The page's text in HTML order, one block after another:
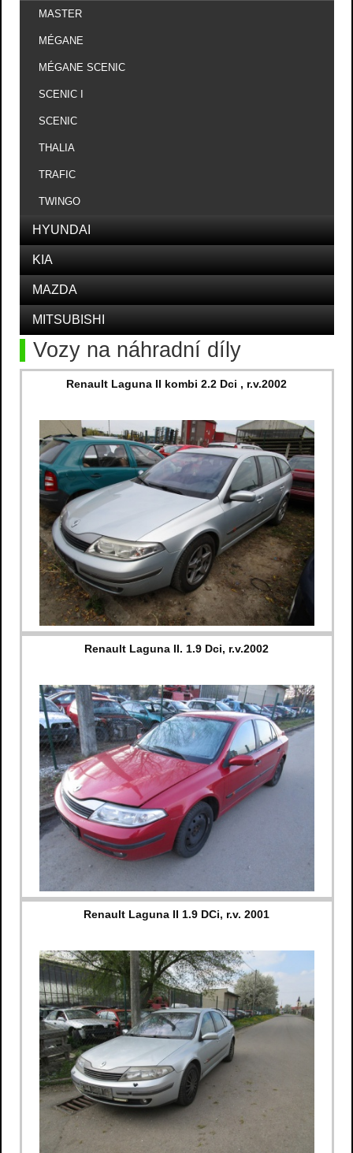
MASTER
MÉGANE
MÉGANE SCENIC
SCENIC I
SCENIC
THALIA
TRAFIC
TWINGO
HYUNDAI
KIA
MAZDA
MITSUBISHI
Vozy na náhradní díly
Renault Laguna II kombi 2.2 Dci , r.v.2002
Renault Laguna II. 1.9 Dci, r.v.2002
Renault Laguna II 1.9 DCi, r.v. 2001